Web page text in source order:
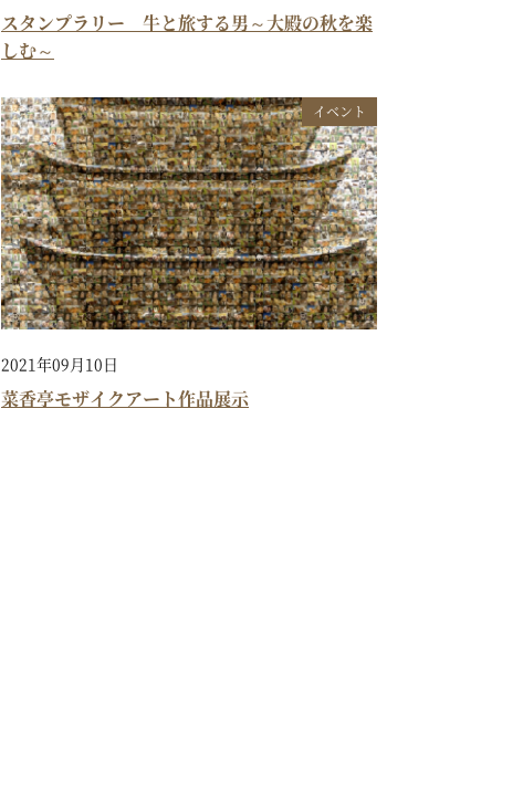
スタンプラリー 牛と旅する男～大殿の秋を楽
しむ～
イベント
2021年09月10日
菜香亭モザイクアート作品展示